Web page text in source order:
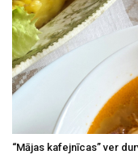
“Mājas kafejnīcas” ver